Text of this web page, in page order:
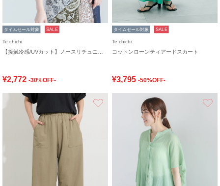
タイムセール対象 SALE
Te chichi
¥2,772 -30%OFF-
タイムセール対象 SALE
Te chichi
コットンローンティアードスカート
¥3,795 -50%OFF-